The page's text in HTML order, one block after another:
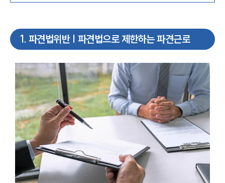
1. 파견법위반 | 파견법으로 제한하는 파견근로